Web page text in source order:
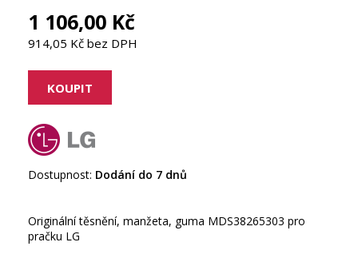
1 106,00 Kč
914,05 Kč bez DPH
Dostupnost: Dodání do 7 dnů
Originální těsnění, manžeta, guma MDS38265303 pro